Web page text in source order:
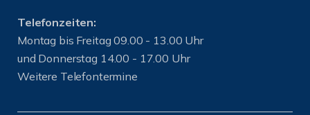
Telefonzeiten:
Montag bis Freitag 09.00 - 13.00 Uhr
und Donnerstag 14.00 - 17.00 Uhr
Weitere Telefontermine